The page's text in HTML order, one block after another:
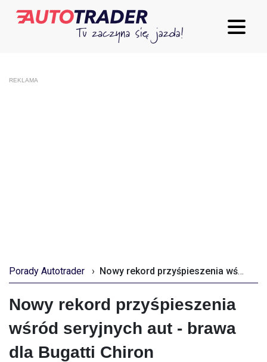
REKLAMA
Porady Autotrader › Nowy rekord przyśpieszenia wśród seryjnych aut - brawa dla Bugatti Chiron
Nowy rekord przyśpieszenia
wśród seryjnych aut - brawa
dla Bugatti Chiron